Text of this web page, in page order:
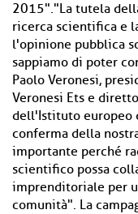
2015"."La tutela
ricerca scientifica e
l'opinione pubblica
sappiamo di poter
Paolo Veronesi,
Veronesi Ets e
dell'Istituto europeo
conferma della
importante perché
scientifico possa
imprenditoriale per
comunità". La